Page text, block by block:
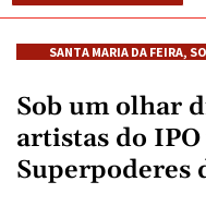
SANTA MARIA DA FEIRA,
Sob um olhar
artistas do
Superpoderes